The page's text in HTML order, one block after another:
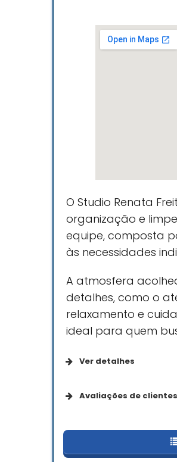
O Studio Renata
organização e
equipe, composta
às necessidades
A atmosfera
detalhes, como o
relaxamento e
ideal para quem
Ver detalhes
empresa de
Avaliações de clientes
Freitas.
cuidado